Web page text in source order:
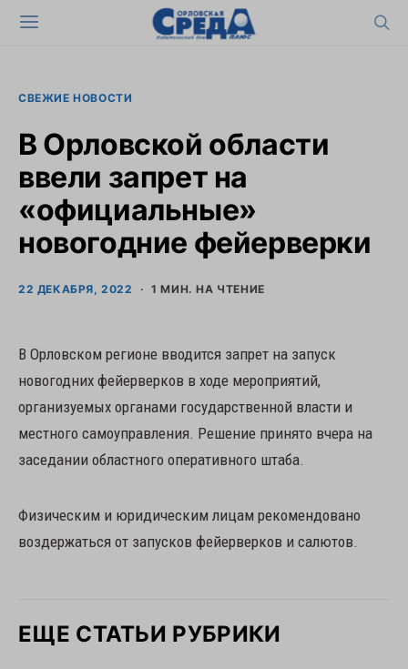
СВЕЖИЕ НОВОСТИ
В Орловской области
ввели запрет на
«официальные»
новогодние фейерверки
22 ДЕКАБРЯ, 2022 1 МИН. НА ЧТЕНИЕ
В Орловском регионе вводится запрет на запуск
новогодних фейерверков в ходе мероприятий,
организуемых органами государственной власти и
местного самоуправления. Решение принято вчера на
заседании областного оперативного штаба.
Физическим и юридическим лицам рекомендовано
воздержаться от запусков фейерверков и салютов.
ЕЩЕ СТАТЬИ РУБРИКИ